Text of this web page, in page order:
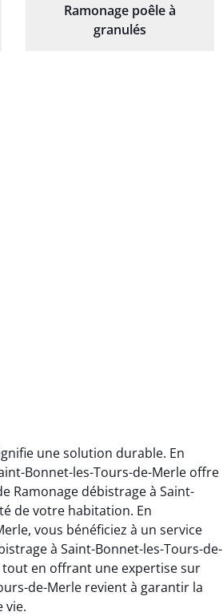
Ramonage poêle à
granulés
une solution durable. En
Bonnet-les-Tours-de-Merle offre
Ramonage débistrage à Saint-
de votre habitation. En
vous bénéficiez à un service
à Saint-Bonnet-les-Tours-de-
en offrant une expertise sur
de-Merle revient à garantir la
vie.